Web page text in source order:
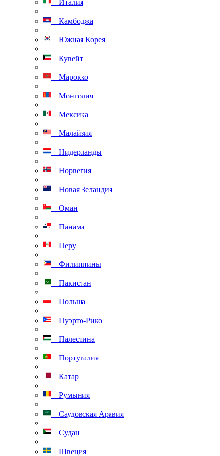
Италия
Камбоджа
Южная Корея
Кувейт
Марокко
Монголия
Мексика
Малайзия
Нидерланды
Норвегия
Новая Зеландия
Оман
Панама
Перу
Филиппины
Пакистан
Польша
Пуэрто-Рико
Палестина
Португалия
Катар
Румыния
Саудовская Аравия
Судан
Швеция